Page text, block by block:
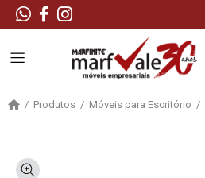
Produtos Móveis para Escritório